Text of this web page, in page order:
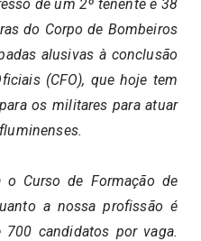
de um 2º tenente e 38
do Corpo de Bombeiros
alusivas à conclusão
(CFO), que hoje tem
os militares para atuar
Curso de Formação de
a nossa profissão é
candidatos por vaga.